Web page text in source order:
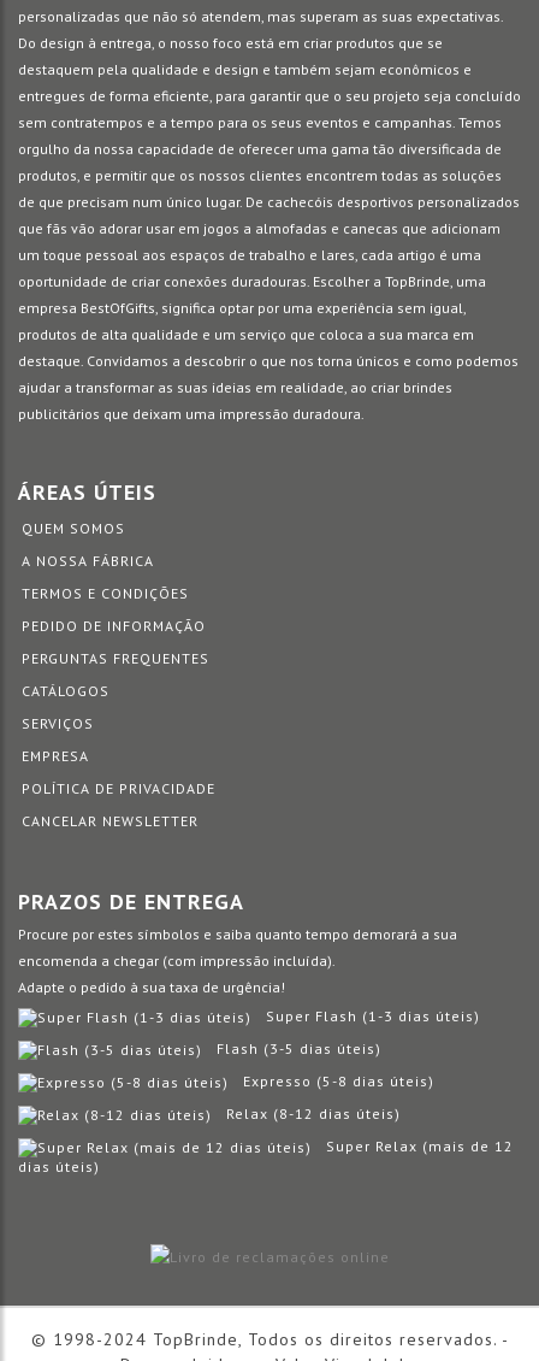
personalizadas que não só atendem, mas superam as suas expectativas.
Do design à entrega, o nosso foco está em criar produtos que se
destaquem pela qualidade e design e também sejam econômicos e
entregues de forma eficiente, para garantir que o seu projeto seja concluído
sem contratempos e a tempo para os seus eventos e campanhas. Temos
orgulho da nossa capacidade de oferecer uma gama tão diversificada de
produtos, e permitir que os nossos clientes encontrem todas as soluções
de que precisam num único lugar. De cachecóis desportivos personalizados
que fãs vão adorar usar em jogos a almofadas e canecas que adicionam
um toque pessoal aos espaços de trabalho e lares, cada artigo é uma
oportunidade de criar conexões duradouras. Escolher a TopBrinde, uma
empresa BestOfGifts, significa optar por uma experiência sem igual,
produtos de alta qualidade e um serviço que coloca a sua marca em
destaque. Convidamos a descobrir o que nos torna únicos e como podemos
ajudar a transformar as suas ideias em realidade, ao criar brindes
publicitários que deixam uma impressão duradoura.
ÁREAS ÚTEIS
QUEM SOMOS
A NOSSA FÁBRICA
TERMOS E CONDIÇÕES
PEDIDO DE INFORMAÇÃO
PERGUNTAS FREQUENTES
CATÁLOGOS
SERVIÇOS
EMPRESA
POLÍTICA DE PRIVACIDADE
CANCELAR NEWSLETTER
PRAZOS DE ENTREGA
Procure por estes símbolos e saiba quanto tempo demorará a sua
encomenda a chegar (com impressão incluída).
Adapte o pedido à sua taxa de urgência!
Super Flash (1-3 dias úteis)
Flash (3-5 dias úteis)
Expresso (5-8 dias úteis)
Relax (8-12 dias úteis)
Super Relax (mais de 12
dias úteis)
© 1998-2024 TopBrinde, Todos os direitos reservados. -